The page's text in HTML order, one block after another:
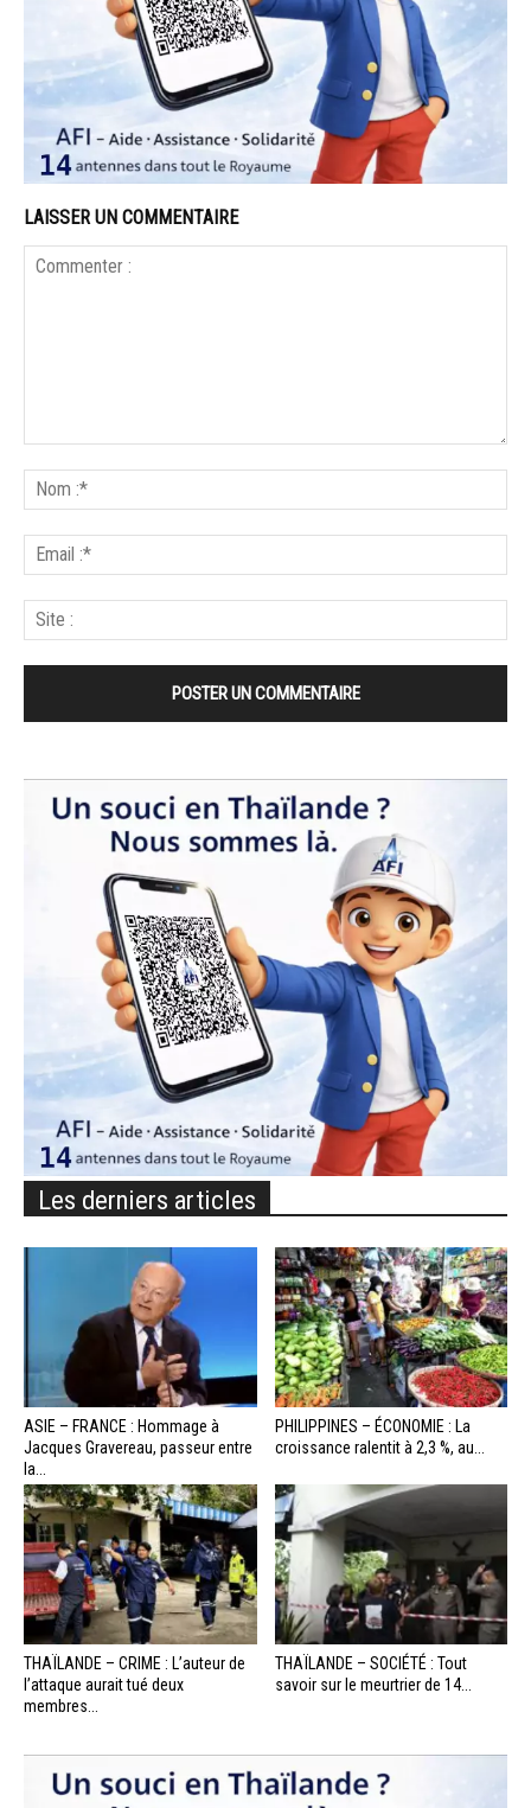
LAISSER UN COMMENTAIRE
Les derniers articles
ASIE – FRANCE : Hommage à
Jacques Gravereau, passeur entre
la...
PHILIPPINES – ÉCONOMIE : La
croissance ralentit à 2,3 %, au...
THAÏLANDE – CRIME : L’auteur de
l’attaque aurait tué deux
membres...
THAÏLANDE – SOCIÉTÉ : Tout
savoir sur le meurtrier de 14...